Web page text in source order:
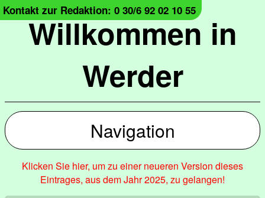
Willkommen in
Werder
Kontakt zur Redaktion: 0 30/6 92 02 10 55
Navigation
Klicken Sie hier, um zu einer neueren Version dieses
Eintrages, aus dem Jahr 2025, zu gelangen!